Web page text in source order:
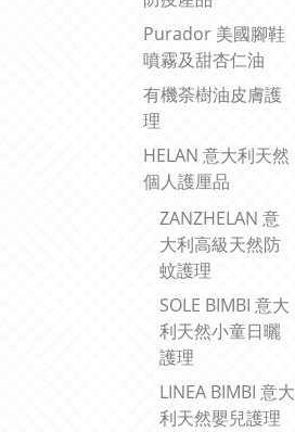
Purador 美國腳鞋
噴霧及甜杏仁油
有機荼樹油皮膚護
理
HELAN 意大利天然
個人護厘品
ZANZHELAN 意
大利高級天然防
蚊護理
SOLE BIMBI 意大
利天然小童日曬
護理
LINEA BIMBI 意大
利天然嬰兒護理